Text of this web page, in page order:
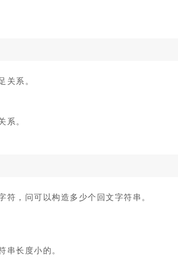
系。
。
，问可以构造多少个回文字符串。
长度小的。